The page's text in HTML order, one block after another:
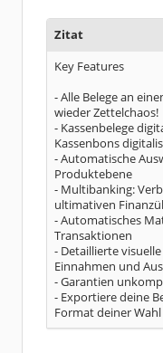
Zitat
Key Features
- Alle Belege an
wieder Zettelchaos!
- Kassenbelege
Kassenbons
- Automatische
Produktebene
- Multibanking:
ultimativen
- Automatisches
Transaktionen
- Detaillierte
Einnahmen und
- Garantien
- Exportiere deine
Format deiner